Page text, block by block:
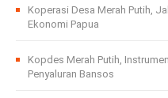
Koperasi Desa Merah Putih,
Ekonomi Papua
Kopdes Merah Putih,
Penyaluran Bansos